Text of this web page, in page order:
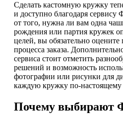
Сделать кастомную кружку
и доступно благодаря
от того, нужна ли вам одна
рождения или партия кружек
целей, вы обязательно оцените
процесса заказа.
сервиса стоит отметить
решений и возможность
фотографии или рисунки для
каждую кружку по-настоящему
Почему выбирают